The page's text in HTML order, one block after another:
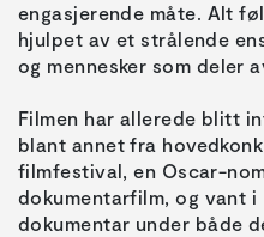
engasjerende måte. Alt
hjulpet av et strålende
og mennesker som deler
Filmen har allerede blitt
blant annet fra
filmfestival, en Oscar-
dokumentarfilm, og vant i
dokumentar under både